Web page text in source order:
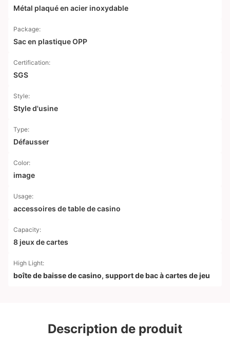
Métal plaqué en acier inoxydable
Package:
Sac en plastique OPP
Certification:
SGS
Style:
Style d'usine
Type:
Défausser
Color:
image
Usage:
accessoires de table de casino
Capacity:
8 jeux de cartes
High Light:
boîte de baisse de casino, support de bac à cartes de jeu
Description de produit